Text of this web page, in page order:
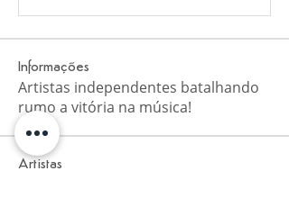
Informações
Artistas independentes batalhando
rumo a vitória na música!
Artistas